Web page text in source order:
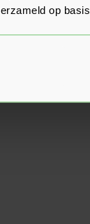
op